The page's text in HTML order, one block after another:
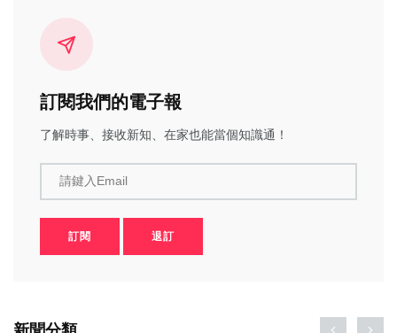
訂閱我們的電子報
了解時事、接收新知、在家也能當個知識通！
請鍵入Email
訂閱 退訂